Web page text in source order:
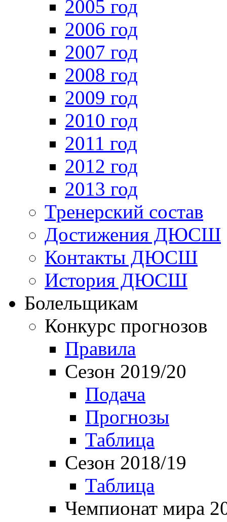
2005 год
2006 год
2007 год
2008 год
2009 год
2010 год
2011 год
2012 год
2013 год
Тренерский состав
Достижения ДЮСШ
Контакты ДЮСШ
История ДЮСШ
Болельщикам
Конкурс прогнозов
Правила
Сезон 2019/20
Подача
Прогнозы
Таблица
Сезон 2018/19
Таблица
Чемпионат мира